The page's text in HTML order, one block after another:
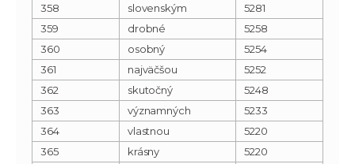
358
slovenským
5281
359
drobné
5258
360
osobný
5254
361
najväčšou
5252
362
skutočný
5248
363
významných
5233
364
vlastnou
5220
365
krásny
5220